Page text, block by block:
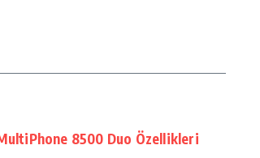
8500 Duo Özellikleri